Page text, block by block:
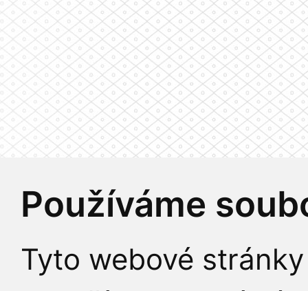
Používáme
Tyto webové